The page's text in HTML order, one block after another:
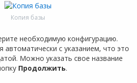
Копия базы
необходимую конфигурацию.
автоматически с указанием, что это
Можно указать свое название
Продолжить.